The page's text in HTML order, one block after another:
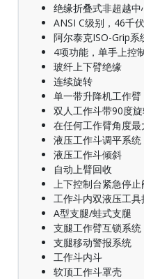
绝缘折叠式非超越
ANSI C级别，46千
阿尔泰克ISO-Grip系
4项功能，单手上控
玻纤上下臂绝缘
连续旋转
单一带升降机工作臂
双人工作斗带90度
在任何工作臂角度
液压工作斗调平系统
液压工作斗倾斜
自动上臂回收
上下控制台紧急停止
工作斗内双液压工
A型支腿/蛙式支腿
支腿工作臂互锁系统
支腿移动警报系统
工作斗内斗
软顶工作斗罩壳